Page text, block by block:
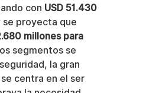
con USD 51.430
proyecta que
millones para
segmentos se
la gran
centra en el ser